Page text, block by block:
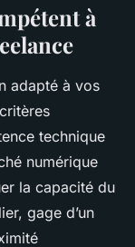
à
adapté à vos
technique
numérique
la capacité du
gage d’un